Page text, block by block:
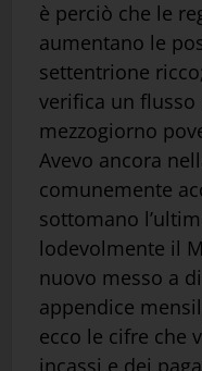
è perciò che le
aumentano le
settentrione
verifica un
mezzogiorno
Avevo ancora
comunemente
sottomano
lodevolmente il
nuovo messo a
appendice
ecco le cifre che
incassi e dei